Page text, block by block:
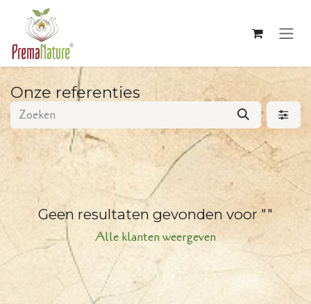
Overslaan naar inhoud
Onze referenties
Geen resultaten gevonden voor ""
Alle klanten weergeven